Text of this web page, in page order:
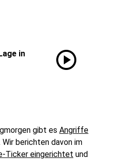
in
play_circle
gibt es Angriffe
Wir berichten davon im
Ticker eingerichtet und